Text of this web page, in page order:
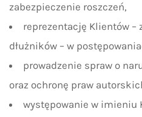
zabezpieczenie roszczeń,
reprezentację Klientów –
dłużników – w
prowadzenie spraw o
oraz ochronę praw
występowanie w imieniu